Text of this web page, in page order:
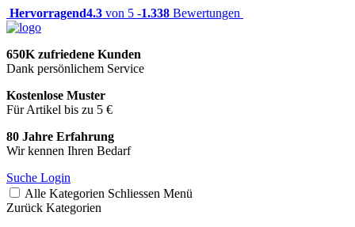
Hervorragend4.3 von 5 -1.338 Bewertungen
650K zufriedene Kunden
Dank persönlichem Service
Kostenlose Muster
Für Artikel bis zu 5 €
80 Jahre Erfahrung
Wir kennen Ihren Bedarf
Suche Login
Alle Kategorien Schliessen Menü
Zurück Kategorien